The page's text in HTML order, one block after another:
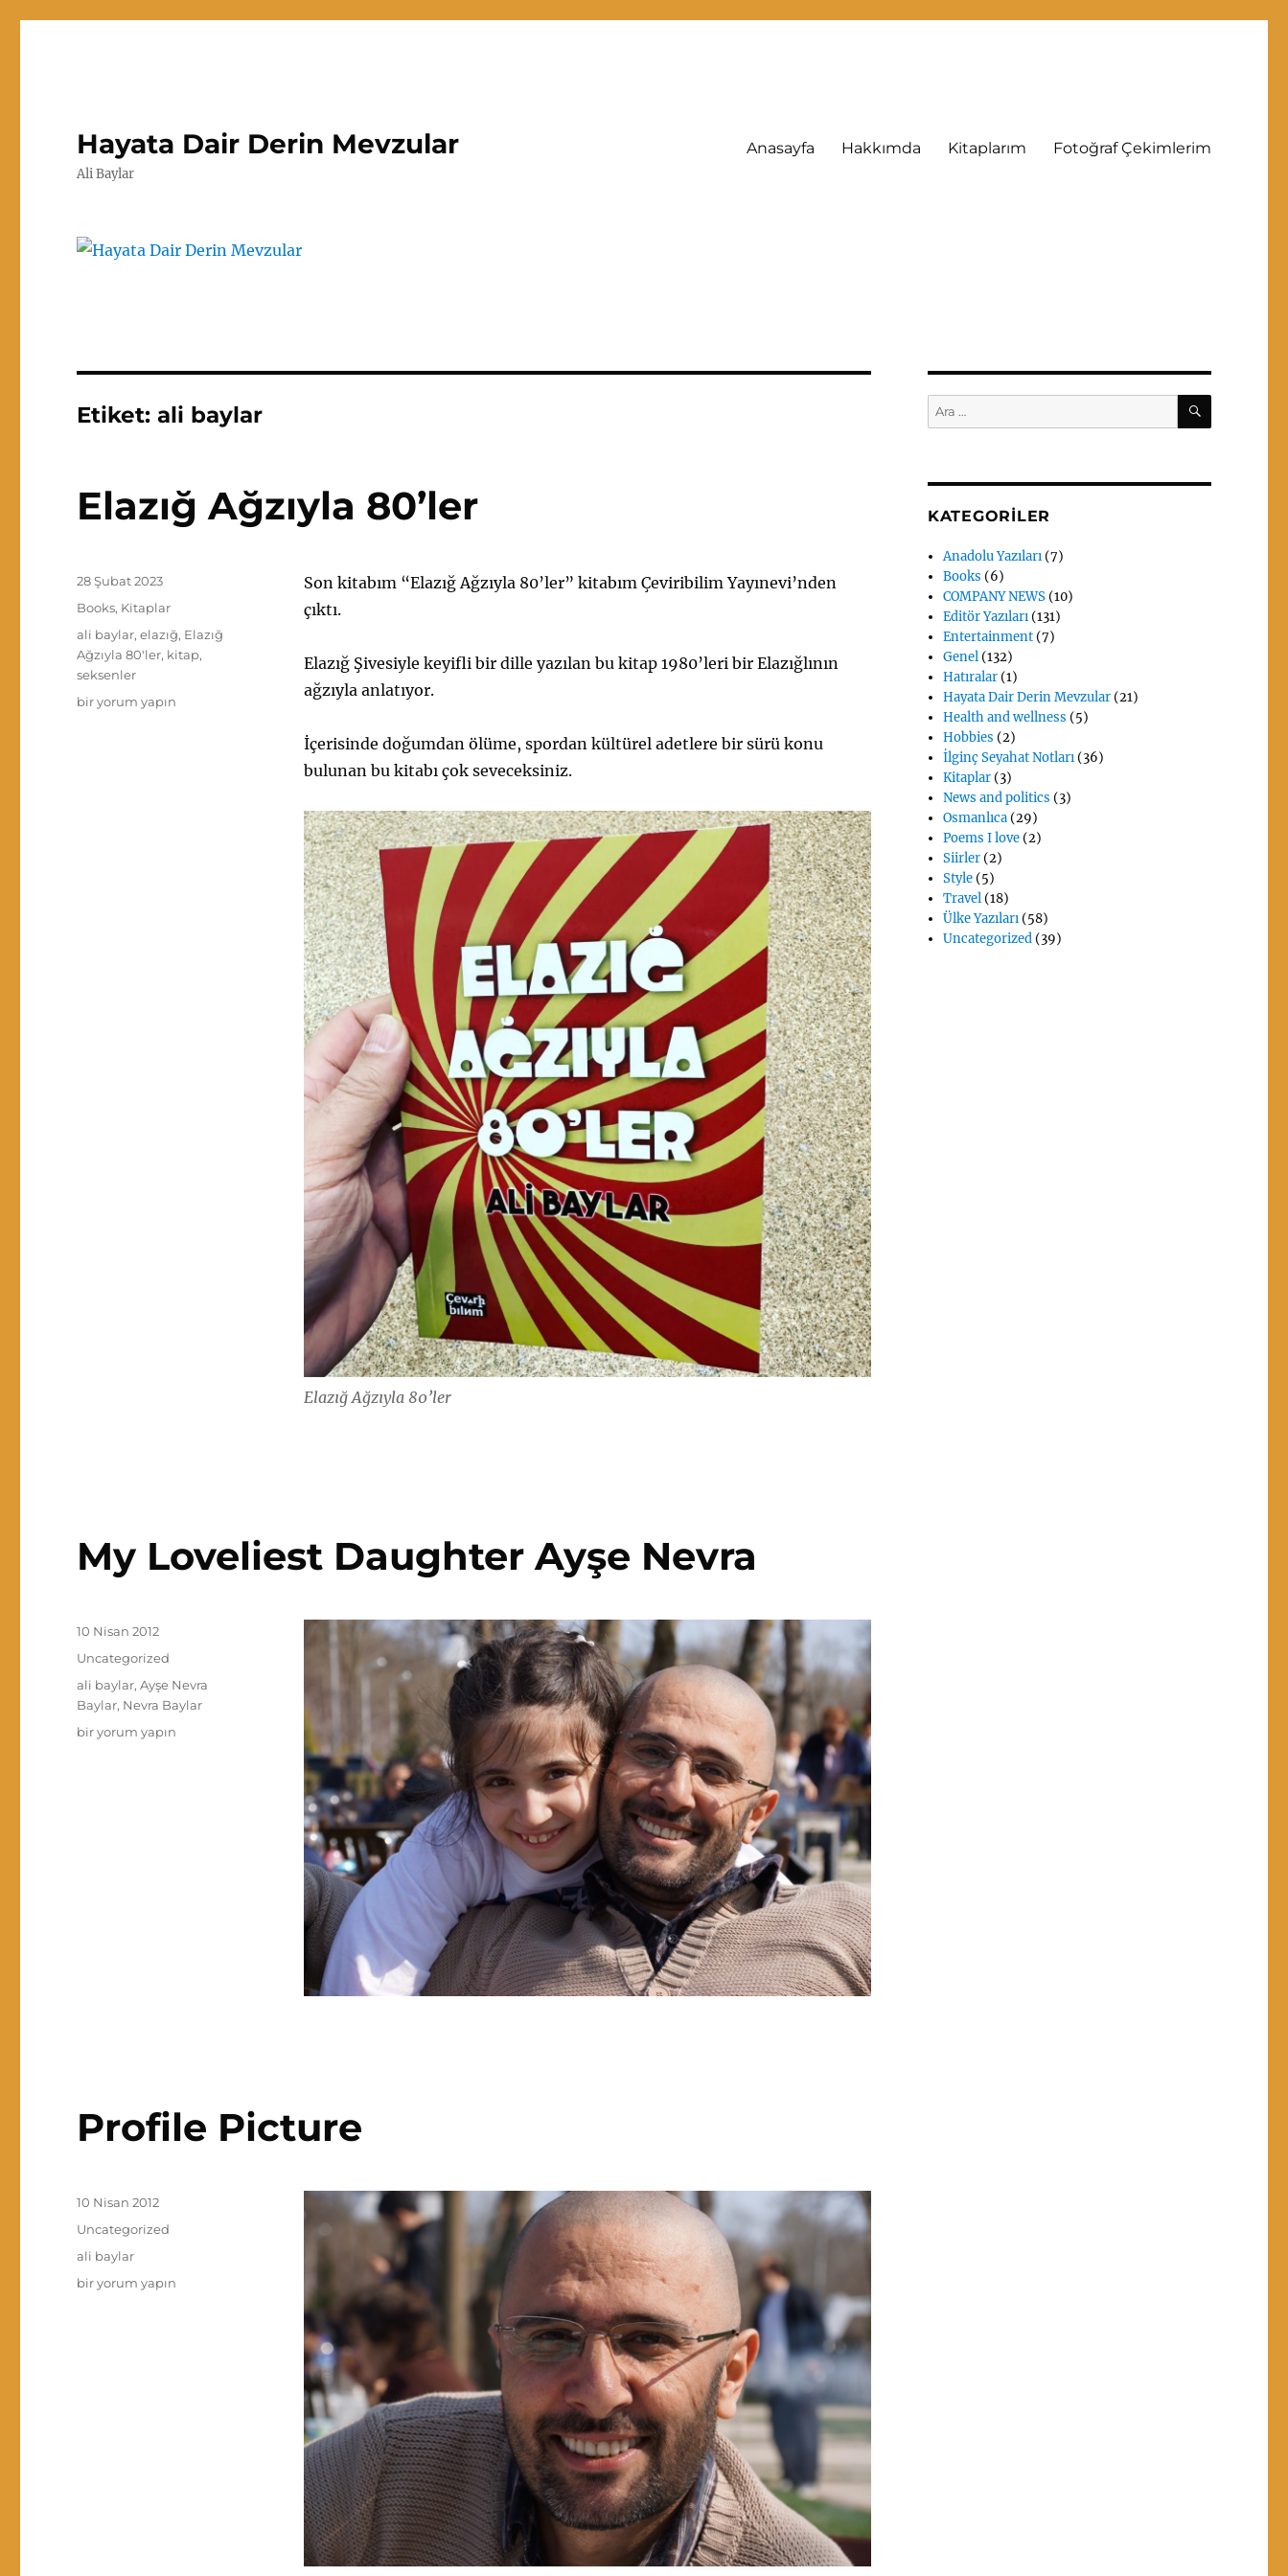
Hayata Dair Derin Mevzular
Ali Baylar
Anasayfa Hakkımda Kitaplarım Fotoğraf Çekimlerim
Etiket:ali baylar
Elazığ Ağzıyla 80’ler
Son kitabım “Elazığ Ağzıyla 80’ler” kitabım Çeviribilim Yayınevi’nden
çıktı.
Elazığ Şivesiyle keyifli bir dille yazılan bu kitap 1980’leri bir Elazığlının
ağzıyla anlatıyor.
İçerisinde doğumdan ölüme, spordan kültürel adetlere bir sürü konu
bulunan bu kitabı çok seveceksiniz.
Elazığ Ağzıyla 80’ler
Yayın
tarihi
28 Şubat 2023
Kategoriler
Books, Kitaplar
Etiketler
ali baylar,elazığ, Elazığ
Ağzıyla 80'ler, kitap,
seksenler
Elazığ
bir yorum yapın
My Loveliest Daughter Ayşe Nevra
Yayın
10 Nisan 2012
Kategoriler
Uncategorized
Etiketler
ali baylar,Ayşe Nevra
Baylar, Nevra Baylar
My
bir yorum yapın
Profile Picture
Yayın
10 Nisan 2012
Kategoriler
Uncategorized
Etiketler
ali baylar
Profile
bir yorum yapın
Ara: ARA
KATEGORILER
Anadolu Yazıları(7)
Books (6)
COMPANY NEWS(10)
Editör Yazıları(131)
Entertainment(7)
Genel(132)
Hatıralar(1)
Hayata Dair Derin Mevzular(21)
Health and wellness (5)
Hobbies (2)
İlginç Seyahat Notları(36)
Kitaplar(3)
News and politics (3)
Osmanlıca(29)
Poems I love(2)
Siirler(2)
Style(5)
Travel(18)
Ülke Yazıları(58)
Uncategorized(39)